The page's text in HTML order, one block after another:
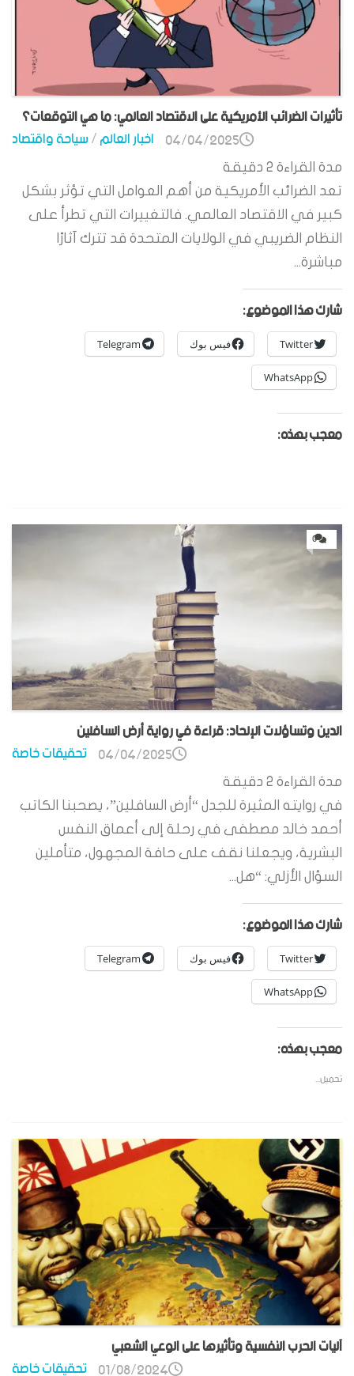
تأثيرات الضرائب الأمريكية على الاقتصاد العالمي: ما هي التوقعات؟
اخبار العالم/سياحة واقتصاد 04/04/2025
مدة القراءة 2 دقيقة
تعد الضرائب الأمريكية من أهم العوامل التي تؤثر بشكل
كبير في الاقتصاد العالمي. فالتغييرات التي تطرأ على
النظام الضريبي في الولايات المتحدة قد تترك آثارًا
مباشرة...
شارك هذا الموضوع:
Twitter فيس بوك Telegram
WhatsApp
معجب بهذه:
0
الدين وتساؤلات الإلحاد: قراءة في رواية أرض السافلين
تحقيقات خاصة 04/04/2025
مدة القراءة 2 دقيقة
في روايته المثيرة للجدل “أرض السافلين”، يصحبنا الكاتب
أحمد خالد مصطفى في رحلة إلى أعماق النفس
البشرية، ويجعلنا نقف على حافة المجهول، متأملين
السؤال الأزلي: “هل...
شارك هذا الموضوع:
Twitter فيس بوك Telegram
WhatsApp
معجب بهذه:
تحميل...
آليات الحرب النفسية وتأثيرها على الوعي الشعبي
تحقيقات خاصة